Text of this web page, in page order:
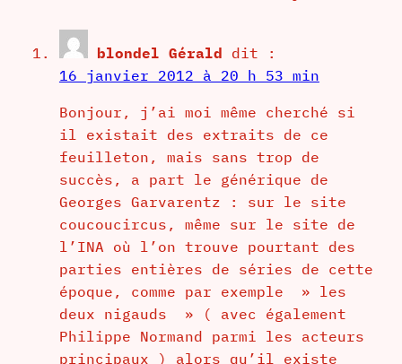
blondel Gérald dit :
16 janvier 2012 à 20 h 53 min
Bonjour, j’ai moi même cherché si
il existait des extraits de ce
feuilleton, mais sans trop de
succès, a part le générique de
Georges Garvarentz : sur le site
coucoucircus, même sur le site de
l’INA où l’on trouve pourtant des
parties entières de séries de cette
époque, comme par exemple » les
deux nigauds » ( avec également
Philippe Normand parmi les acteurs
principaux ) alors qu’il existe